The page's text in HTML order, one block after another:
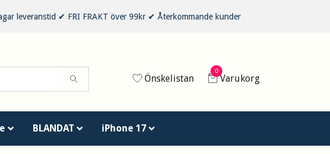
leveranstid ✔ FRI FRAKT över 99kr ✔ Återkommande kunder
Önskelistan
0
Varukorg
BLANDAT iPhone 17